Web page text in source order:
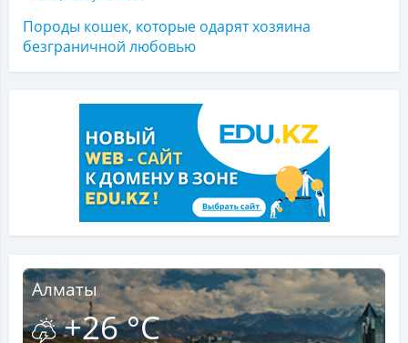
Породы кошек, которые одарят хозяина
безграничной любовью
Алматы
+26 °C